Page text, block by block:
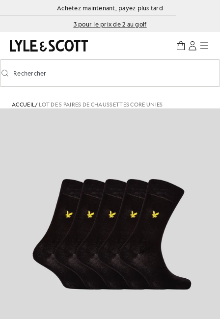
Aller directement au contenu principal
Informations sur l'accessibilité
Achetez maintenant, payez plus tard
3 pour le prix de 2 au golf
Activer/désactiver la recherche prédictive
Rechercher
ACCUEIL/ LOT DE 5 PAIRES DE CHAUSSETTES CORE UNIES